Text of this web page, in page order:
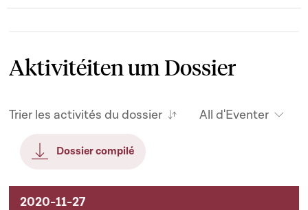
Aktivitéiten um Dossier
Trier les activités du dossier All d'Eventer
Dossier compilé
Aktivitéiten um Dossier